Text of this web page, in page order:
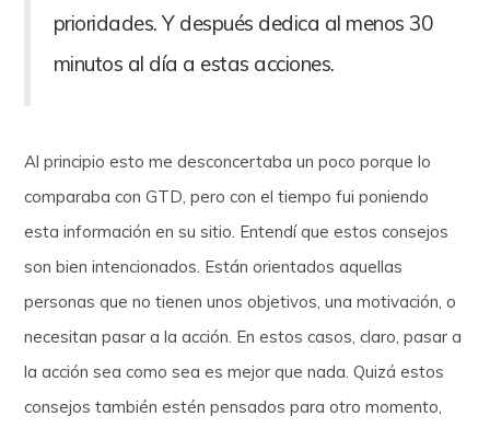
prioridades. Y después dedica al menos 30
minutos al día a estas acciones.
Al principio esto me desconcertaba un poco porque lo
comparaba con GTD, pero con el tiempo fui poniendo
esta información en su sitio. Entendí que estos consejos
son bien intencionados. Están orientados aquellas
personas que no tienen unos objetivos, una motivación, o
necesitan pasar a la acción. En estos casos, claro, pasar a
la acción sea como sea es mejor que nada. Quizá estos
consejos también estén pensados para otro momento,